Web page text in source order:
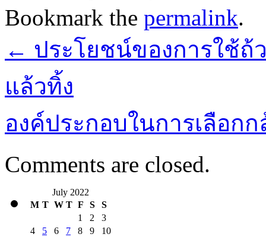
Bookmark the permalink.
← ประโยชน์ของการใช้
แล้วทิ้ง
องค์ประกอบในการเลือก
Comments are closed.
July 2022
M T W T F S
S
1
2
3
4
5 6 7 8 9
10